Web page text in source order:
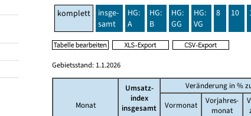
komplett
insge-
samt
HG:
A
HG:
B
HG:
GG
HG:
VG
8 10
Gebietsstand: 1.1.2026
Monat
Umsatz-
index
insgesamt
Veränderung in %
Vormonat
Vorjahres-
monat